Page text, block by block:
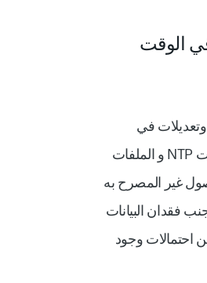
الوقت
في
مواردك الداخلية، بما في ذلك عناوين URL والمنافذ وتعديلات NTP و الملفات
غير المصرح به
فقدان البيانات
احتمالات وجود